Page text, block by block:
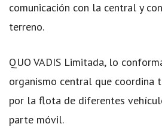
comunicación con la central y
terreno.
QUO VADIS Limitada, lo
organismo central que coordina
por la flota de diferentes
parte móvil.